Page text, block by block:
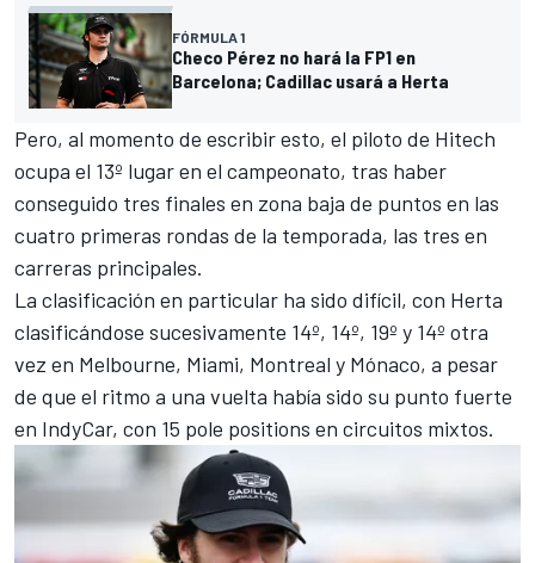
FÓRMULA 1
Checo Pérez no hará la FP1 en
Barcelona; Cadillac usará a Herta
Pero, al momento de escribir esto, el piloto de Hitech
ocupa el 13º lugar en el campeonato, tras haber
conseguido tres finales en zona baja de puntos en las
cuatro primeras rondas de la temporada, las tres en
carreras principales.
La clasificación en particular ha sido difícil, con Herta
clasificándose sucesivamente 14º, 14º, 19º y 14º otra
vez en Melbourne, Miami, Montreal y Mónaco, a pesar
de que el ritmo a una vuelta había sido su punto fuerte
en IndyCar, con 15 pole positions en circuitos mixtos.